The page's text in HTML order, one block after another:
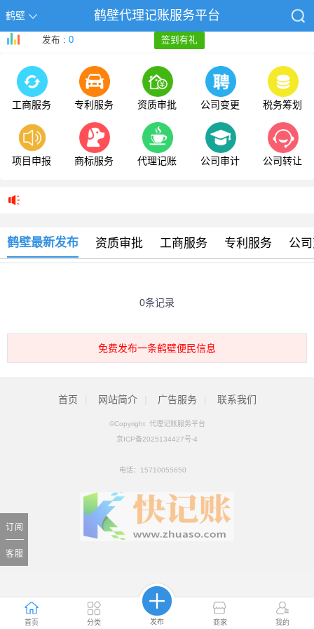
鹤壁 鹤壁代理记账服务平台
首页 分类 发布 商家 我的
发布 :0 签到有礼
工商服务 专利服务 资质审批 公司变更 税务筹划
项目申报 商标服务 代理记账 公司审计 公司转让
鹤壁最新发布 资质审批 工商服务 专利服务 公
0条记录
免费发布一条鹤壁便民信息
订阅
客服
首页 网站简介 广告服务 联系我们
©Copyright 代理记账服务平台
京ICP备2025134427号-4
电话： 15710055650